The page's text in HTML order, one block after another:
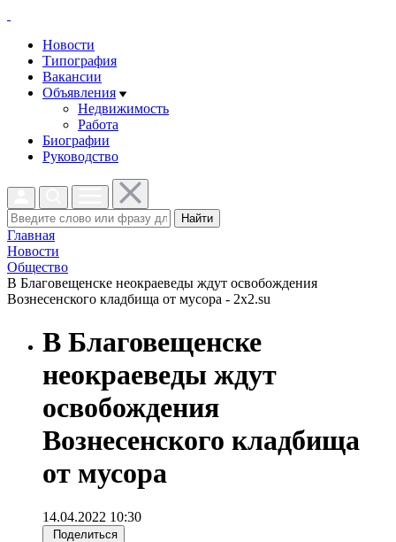
Новости
Типография
Вакансии
Объявления
Недвижимость
Работа
Биографии
Руководство
Найти
Главная
Новости
Общество
В Благовещенске неокраеведы ждут освобождения
Вознесенского кладбища от мусора - 2x2.su
В Благовещенске
неокраеведы ждут
освобождения
Вознесенского кладбища
от мусора
14.04.2022 10:30
Поделиться